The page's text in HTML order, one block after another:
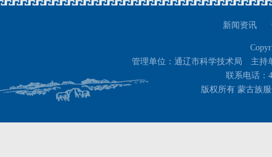
新闻资讯
管理单位：通辽市科学技术局 主持
联系电话：
版权所有 蒙古族